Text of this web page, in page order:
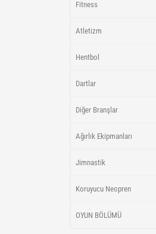
Fitness
Atletizm
Hentbol
Dartlar
Diğer Branşlar
Ağırlık Ekipmanları
Jimnastik
Koruyucu Neopren
OYUN BÖLÜMÜ